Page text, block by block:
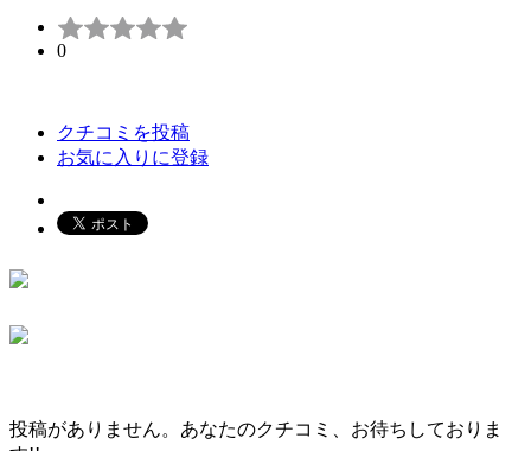
0
クチコミを投稿
お気に入りに登録
投稿がありません。あなたのクチコミ、お待ちしておりま